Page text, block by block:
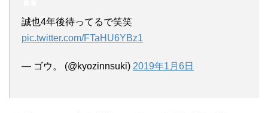
誠也4年後待ってるで笑笑
pic.twitter.com/FTaHU6YBz1
— ゴウ。 (@kyozinnsuki) 2019年1月6日